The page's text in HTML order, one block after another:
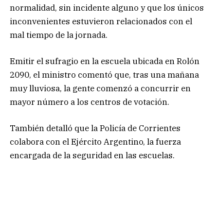
normalidad, sin incidente alguno y que los únicos
inconvenientes estuvieron relacionados con el
mal tiempo de la jornada.
Emitir el sufragio en la escuela ubicada en Rolón
2090, el ministro comentó que, tras una mañana
muy lluviosa, la gente comenzó a concurrir en
mayor número a los centros de votación.
También detalló que la Policía de Corrientes
colabora con el Ejército Argentino, la fuerza
encargada de la seguridad en las escuelas.